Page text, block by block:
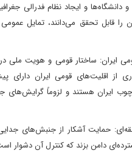
دانشگاه‌ها و ایجاد نظام فدرالی
را قابل تحقق می‌دانند، تمایل
ایران: ساختار قومی و هویت ملی در
از اقلیت‌های قومی ایران دارای
ایران هستند و لزوماً گرایش‌های
حمایت آشکار از جنبش‌های
دامن بزند که کنترل آن